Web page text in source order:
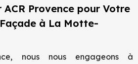
ACR Provence pour Votre
à La Motte-
nous nous engageons à